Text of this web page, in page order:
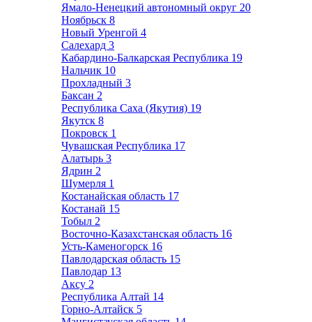
Ямало-Ненецкий автономный округ 20
Ноябрьск 8
Новый Уренгой 4
Салехард 3
Кабардино-Балкарская Республика 19
Нальчик 10
Прохладный 3
Баксан 2
Республика Саха (Якутия) 19
Якутск 8
Покровск 1
Чувашская Республика 17
Алатырь 3
Ядрин 2
Шумерля 1
Костанайская область 17
Костанай 15
Тобыл 2
Восточно-Казахстанская область 16
Усть-Каменогорск 16
Павлодарская область 15
Павлодар 13
Аксу 2
Республика Алтай 14
Горно-Алтайск 5